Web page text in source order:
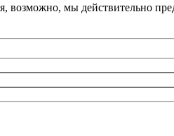
возможно, мы действительно